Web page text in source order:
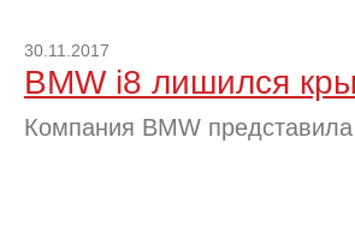
30.11.2017
BMW i8 лишился
Компания BMW